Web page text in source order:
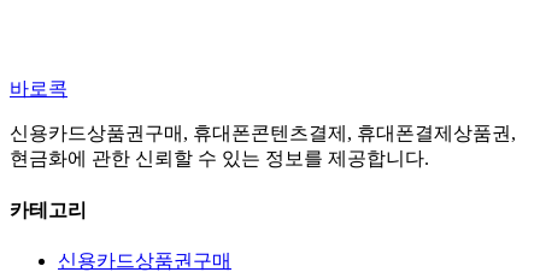
바로콕
신용카드상품권구매, 휴대폰콘텐츠결제, 휴대폰결제상품권,
현금화에 관한 신뢰할 수 있는 정보를 제공합니다.
카테고리
신용카드상품권구매